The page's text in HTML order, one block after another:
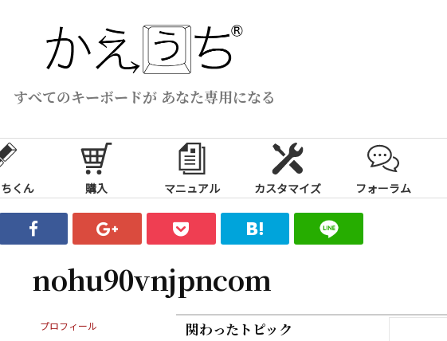
すべてのキーボードが あなた専用になる
くん 購入 マニュアル カスタマイズ フォーラム
nohu90vnjpncom
プロフィール
関わったトピック